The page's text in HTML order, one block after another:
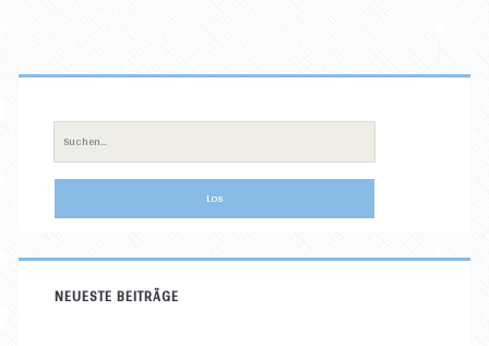
Primäre
Sidebar
Suche
nach:
NEUESTE BEITRÄGE